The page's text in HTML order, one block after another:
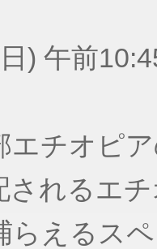
) 午前
エチオピ
されるエ
らえるス